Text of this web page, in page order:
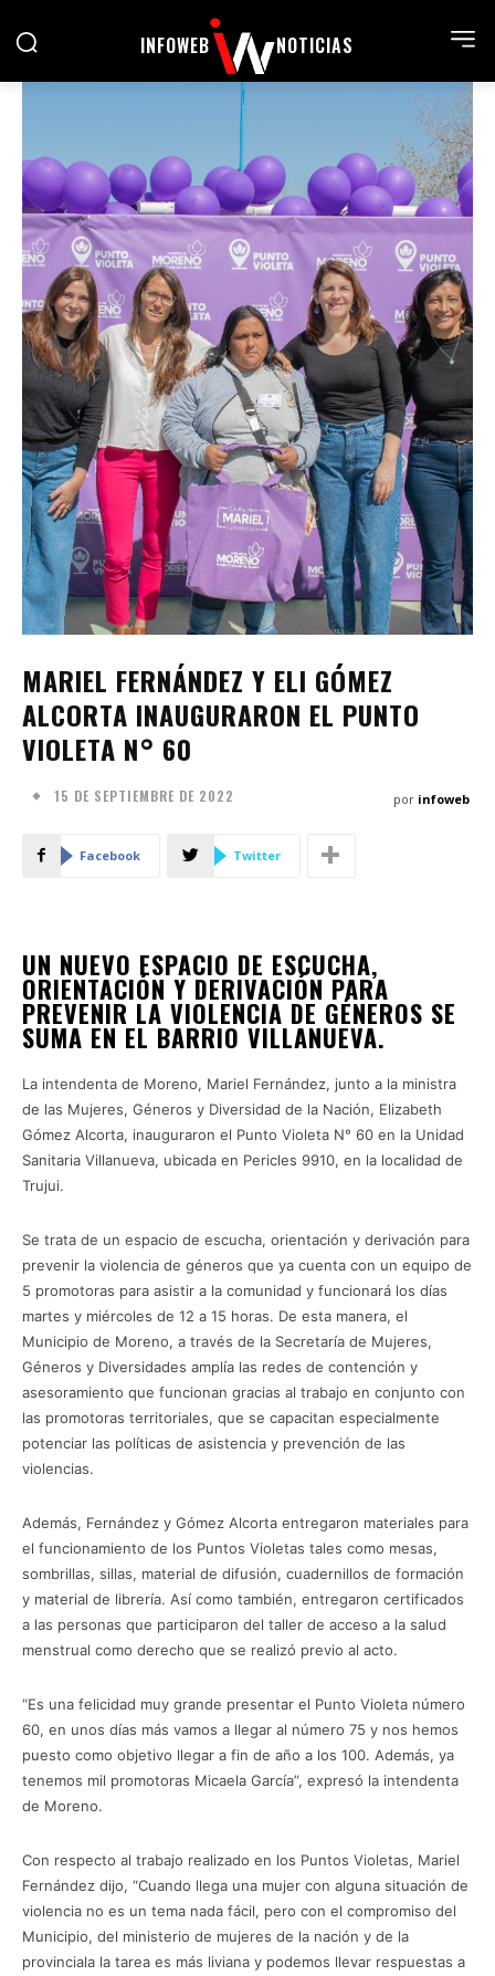
INFOWEB NOTICIAS
MARIEL FERNÁNDEZ Y ELI GÓMEZ
ALCORTA INAUGURARON EL PUNTO
VIOLETA N° 60
15 DE SEPTIEMBRE DE 2022 por infoweb
Facebook Twitter
UN NUEVO ESPACIO DE ESCUCHA,
ORIENTACIÓN Y DERIVACIÓN PARA
PREVENIR LA VIOLENCIA DE GÉNEROS SE
SUMA EN EL BARRIO VILLANUEVA.
La intendenta de Moreno, Mariel Fernández, junto a la ministra
de las Mujeres, Géneros y Diversidad de la Nación, Elizabeth
Gómez Alcorta, inauguraron el Punto Violeta N° 60 en la Unidad
Sanitaria Villanueva, ubicada en Pericles 9910, en la localidad de
Trujui.
Se trata de un espacio de escucha, orientación y derivación para
prevenir la violencia de géneros que ya cuenta con un equipo de
5 promotoras para asistir a la comunidad y funcionará los días
martes y miércoles de 12 a 15 horas. De esta manera, el
Municipio de Moreno, a través de la Secretaría de Mujeres,
Géneros y Diversidades amplía las redes de contención y
asesoramiento que funcionan gracias al trabajo en conjunto con
las promotoras territoriales, que se capacitan especialmente
potenciar las políticas de asistencia y prevención de las
violencias.
Además, Fernández y Gómez Alcorta entregaron materiales para
el funcionamiento de los Puntos Violetas tales como mesas,
sombrillas, sillas, material de difusión, cuadernillos de formación
y material de librería. Así como también, entregaron certificados
a las personas que participaron del taller de acceso a la salud
menstrual como derecho que se realizó previo al acto.
“Es una felicidad muy grande presentar el Punto Violeta número
60, en unos días más vamos a llegar al número 75 y nos hemos
puesto como objetivo llegar a fin de año a los 100. Además, ya
tenemos mil promotoras Micaela García”, expresó la intendenta
de Moreno.
Con respecto al trabajo realizado en los Puntos Violetas, Mariel
Fernández dijo, “Cuando llega una mujer con alguna situación de
violencia no es un tema nada fácil, pero con el compromiso del
Municipio, del ministerio de mujeres de la nación y de la
provinciala la tarea es más liviana y podemos llevar respuestas a